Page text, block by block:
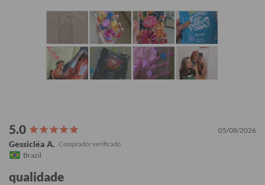
05/08/2026
Gessicléa A.
Brazil
qualidade